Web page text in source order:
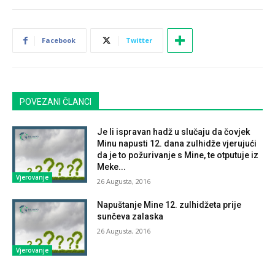
Facebook Twitter
POVEZANI ČLANCI
Vjerovanje
Je li ispravan hadž u slučaju da čovjek
Minu napusti 12. dana zulhidže vjerujući
da je to požurivanje s Mine, te otputuje iz
Meke...
26 Augusta, 2016
Vjerovanje
Napuštanje Mine 12. zulhidžeta prije
sunčeva zalaska
26 Augusta, 2016